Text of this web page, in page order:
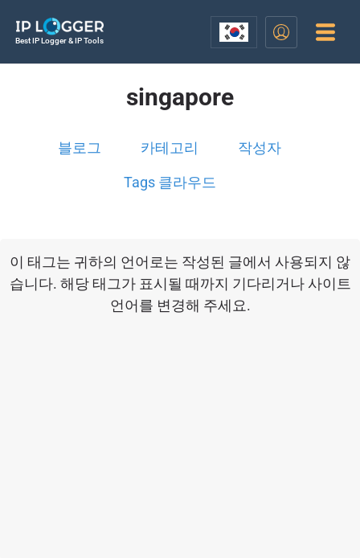
Best IP Logger & IP Tools
singapore
블로그 카테고리 작성자
Tags 클라우드